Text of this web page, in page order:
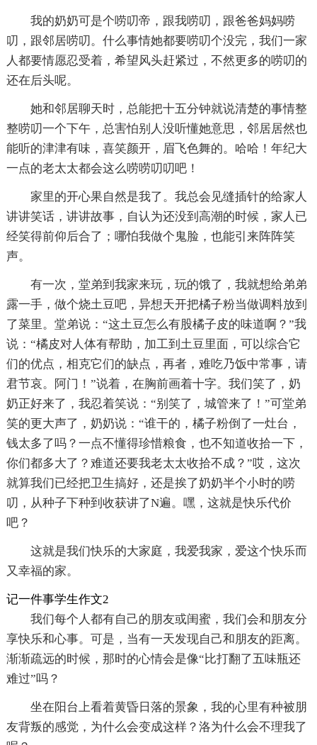
我的奶奶可是个唠叨帝，跟我唠叨，跟爸爸妈妈唠
叨，跟邻居唠叨。什么事情她都要唠叨个没完，我们一家
人都要情愿忍受着，希望风头赶紧过，不然更多的唠叨的
还在后头呢。
她和邻居聊天时，总能把十五分钟就说清楚的事情整
整唠叨一个下午，总害怕别人没听懂她意思，邻居居然也
能听的津津有味，喜笑颜开，眉飞色舞的。哈哈！年纪大
一点的老太太都会这么唠唠叨叨吧！
家里的开心果自然是我了。我总会见缝插针的给家人
讲讲笑话，讲讲故事，自认为还没到高潮的时候，家人已
经笑得前仰后合了；哪怕我做个鬼脸，也能引来阵阵笑
声。
有一次，堂弟到我家来玩，玩的饿了，我就想给弟弟
露一手，做个烧土豆吧，异想天开把橘子粉当做调料放到
了菜里。堂弟说：“这土豆怎么有股橘子皮的味道啊？”我
说：“橘皮对人体有帮助，加工到土豆里面，可以综合它
们的优点，相克它们的缺点，再者，难吃乃饭中常事，请
君节哀。阿门！”说着，在胸前画着十字。我们笑了，奶
奶正好来了，我忍着笑说：“别笑了，城管来了！”可堂弟
笑的更大声了，奶奶说：“谁干的，橘子粉倒了一灶台，
钱太多了吗？一点不懂得珍惜粮食，也不知道收拾一下，
你们都多大了？难道还要我老太太收拾不成？”哎，这次
就算我们已经把卫生搞好，还是挨了奶奶半个小时的唠
叨，从种子下种到收获讲了N遍。嘿，这就是快乐代价
吧？
这就是我们快乐的大家庭，我爱我家，爱这个快乐而
又幸福的家。
记一件事学生作文2
我们每个人都有自己的朋友或闺蜜，我们会和朋友分
享快乐和心事。可是，当有一天发现自己和朋友的距离。
渐渐疏远的时候，那时的心情会是像“比打翻了五味瓶还
难过”吗？
坐在阳台上看着黄昏日落的景象，我的心里有种被朋
友背叛的感觉，为什么会变成这样？洛为什么会不理我了